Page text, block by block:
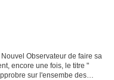
Observateur de faire sa
encore une fois, le titre "
sur l'ensembe des